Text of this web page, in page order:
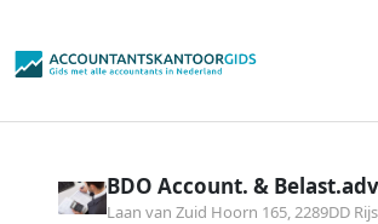
BDO Account. &
Laan van Zuid Hoorn 165, 2289DD